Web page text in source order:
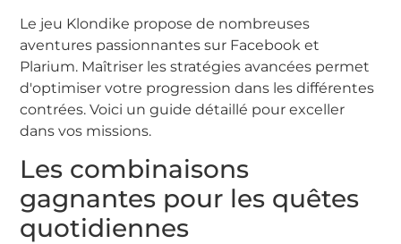
Le jeu Klondike propose de nombreuses
aventures passionnantes sur Facebook et
Plarium. Maîtriser les stratégies avancées permet
d'optimiser votre progression dans les différentes
contrées. Voici un guide détaillé pour exceller
dans vos missions.
Les combinaisons
gagnantes pour les quêtes
quotidiennes